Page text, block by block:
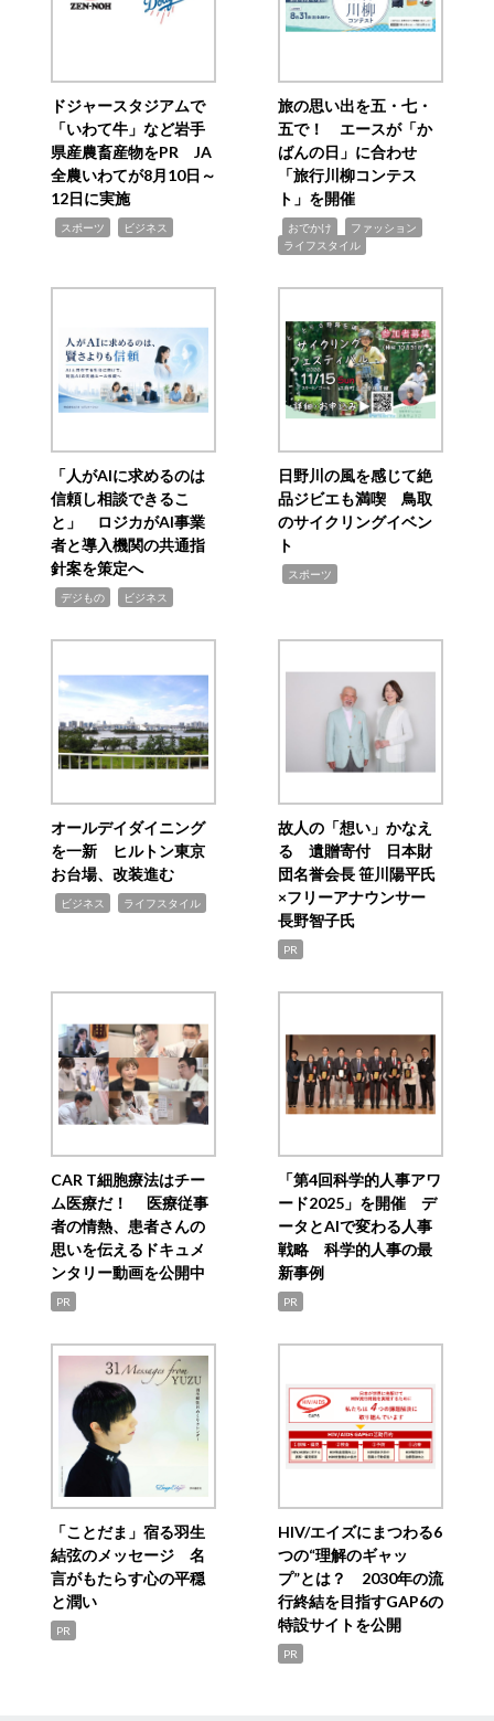
ドジャースタジアムで
「いわて牛」など岩手
県産農畜産物をPR JA
全農いわてが8月10日～
12日に実施
スポーツ ビジネス
旅の思い出を五・七・
五で！ エースが「か
ばんの日」に合わせ
「旅行川柳コンテス
ト」を開催
おでかけ ファッション
ライフスタイル
「人がAIに求めるのは
信頼し相談できるこ
と」 ロジカがAI事業
者と導入機関の共通指
針案を策定へ
デジもの ビジネス
日野川の風を感じて絶
品ジビエも満喫 鳥取
のサイクリングイベン
ト
スポーツ
オールデイダイニング
を一新 ヒルトン東京
お台場、改装進む
ビジネス ライフスタイル
故人の「想い」かなえ
る 遺贈寄付 日本財
団名誉会長 笹川陽平氏
×フリーアナウンサー
長野智子氏
PR
CAR T細胞療法はチー
ム医療だ！ 医療従事
者の情熱、患者さんの
思いを伝えるドキュメ
ンタリー動画を公開中
PR
「第4回科学的人事アワ
ード2025」を開催 デ
ータとAIで変わる人事
戦略 科学的人事の最
新事例
PR
「ことだま」宿る羽生
結弦のメッセージ 名
言がもたらす心の平穏
と潤い
PR
HIV/エイズにまつわる6
つの“理解のギャッ
プ”とは？ 2030年の流
行終結を目指すGAP6の
特設サイトを公開
PR